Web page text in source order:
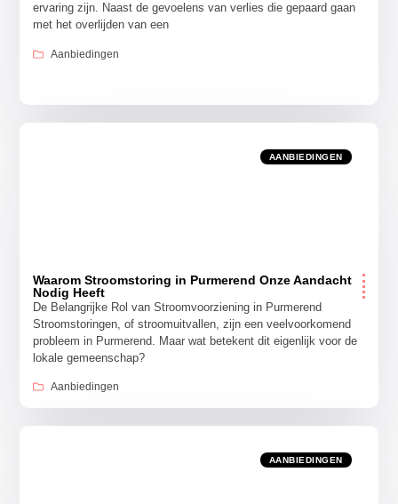
ervaring zijn. Naast de gevoelens van verlies die gepaard gaan
met het overlijden van een
Aanbiedingen
AANBIEDINGEN
Waarom Stroomstoring in Purmerend Onze Aandacht
Nodig Heeft
De Belangrijke Rol van Stroomvoorziening in Purmerend
Stroomstoringen, of stroomuitvallen, zijn een veelvoorkomend
probleem in Purmerend. Maar wat betekent dit eigenlijk voor de
lokale gemeenschap?
Aanbiedingen
AANBIEDINGEN